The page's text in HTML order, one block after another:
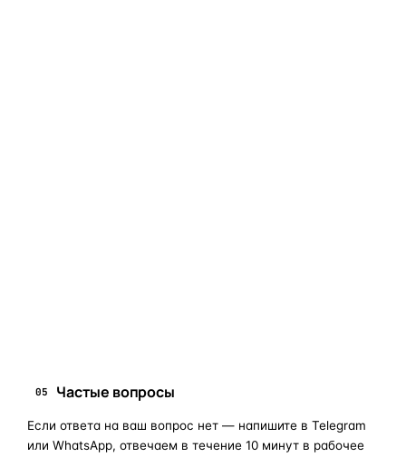
05 Частые вопросы
Если ответа на ваш вопрос нет — напишите в Telegram
или WhatsApp, отвечаем в течение 10 минут в рабочее